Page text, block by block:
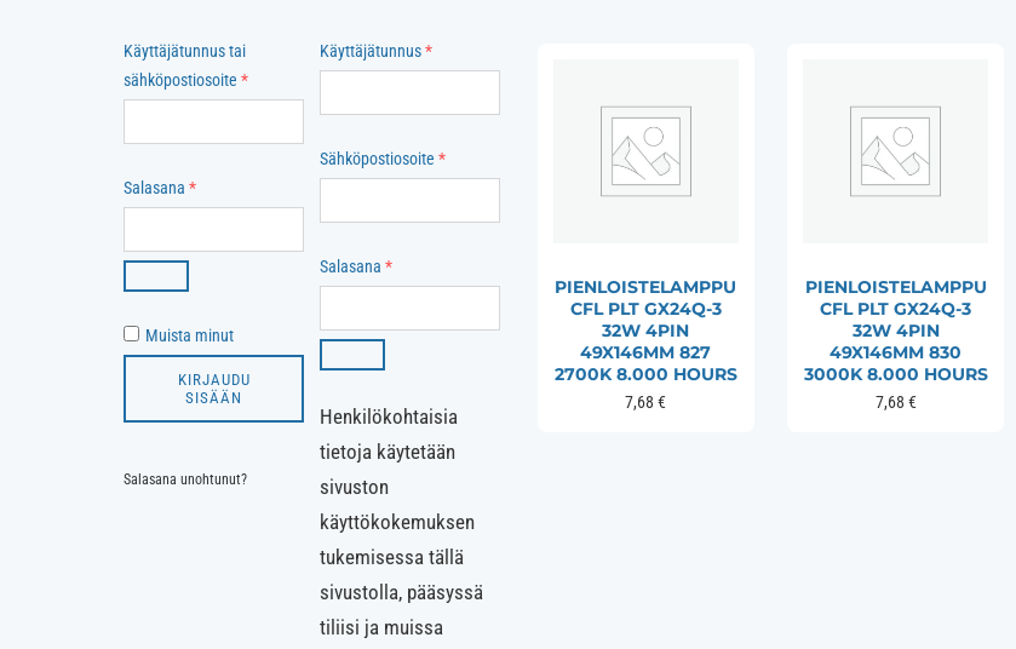
PIENLOISTELAMPPU
CFL PLT GX24Q-3
32W 4PIN
49X146MM 827
2700K 8.000 HOURS
7,68€
PIENLOISTELAMPPU
CFL PLT GX24Q-3
32W 4PIN
49X146MM 830
3000K 8.000 HOURS
7,68 €
Käyttäjätunnus tai
sähköpostiosoite *Vaaditaan
Salasana *Vaaditaan
Muista minut
KIRJAUDU
SISÄÄN
Salasana unohtunut?
Käyttäjätunnus*Vaaditaan
Sähköpostiosoite *Vaaditaan
Salasana *Vaaditaan
Henkilökohtaisia
tietoja käytetään
sivuston
käyttökokemuksen
tukemisessa tällä
sivustolla, pääsyssä
tiliisi ja muissa